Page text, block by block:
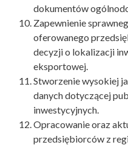
dokumentów
Zapewnienie
oferowanego
decyzji o lokalizacji
eksportowej.
Stworzenie wysokiej
danych dotyczącej
inwestycyjnych.
Opracowanie oraz
przedsiębiorców z